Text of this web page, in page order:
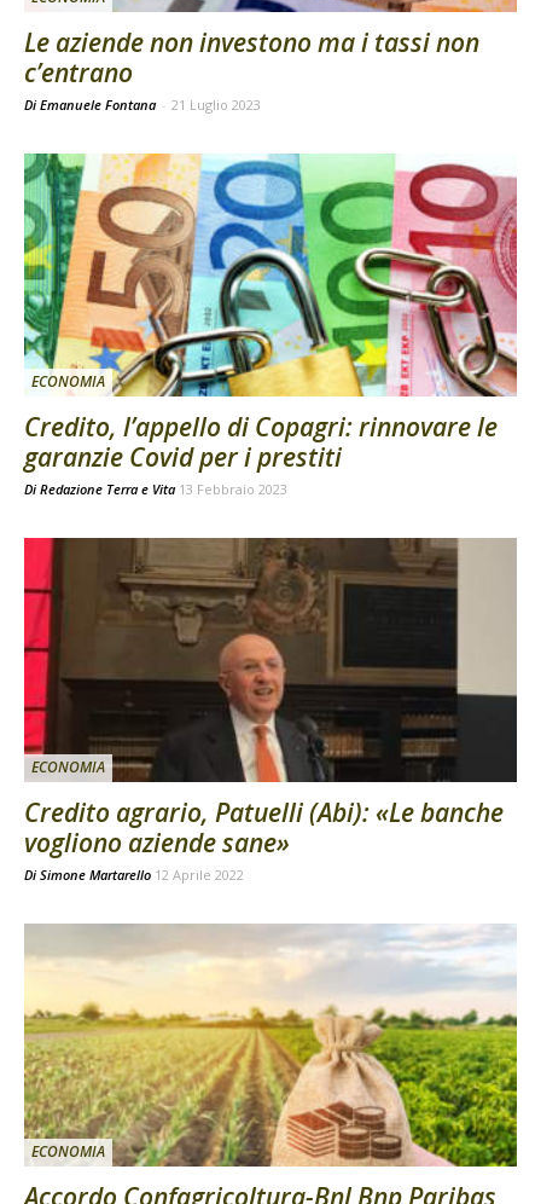
Le aziende non investono ma i tassi non
c’entrano
Di Emanuele Fontana - 21 Luglio 2023
ECONOMIA
Credito, l’appello di Copagri: rinnovare le
garanzie Covid per i prestiti
Di Redazione Terra e Vita 13 Febbraio 2023
ECONOMIA
Credito agrario, Patuelli (Abi): «Le banche
vogliono aziende sane»
Di Simone Martarello 12 Aprile 2022
ECONOMIA